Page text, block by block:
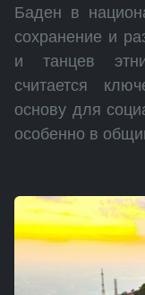
Баден в
сохранение и
и танцев
считается
основу для
особенно в